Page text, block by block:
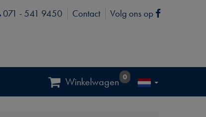
Phone
071 - 541 9450 Contact Volg ons op Facebook
Winkelwagen 0